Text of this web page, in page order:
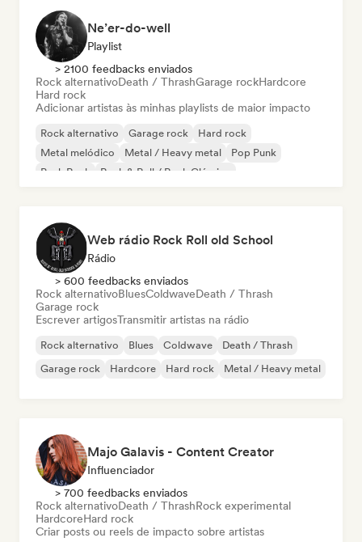
Ne’er-do-well
Playlist
> 2100 feedbacks enviados
Rock alternativoDeath / ThrashGarage rockHardcore
Hard rock
Adicionar artistas às minhas playlists de maior impacto
Rock alternativo Garage rock
Hard rock
Metal melódico
Metal / Heavy metal
Pop Punk
Punk Rock
Rock & Roll / Rock Clássico
Web rádio Rock Roll old School
Rádio
> 600 feedbacks enviados
Rock alternativoBluesColdwaveDeath / Thrash
Garage rock
Escrever artigosTransmitir artistas na rádio
Rock alternativo Blues Coldwave
Death / Thrash
Garage rock
Hardcore Hard rock Metal / Heavy metal
Majo Galavis - Content Creator
Influenciador
> 700 feedbacks enviados
Rock alternativoDeath / ThrashRock experimental
HardcoreHard rock
Criar posts ou reels de impacto sobre artistas